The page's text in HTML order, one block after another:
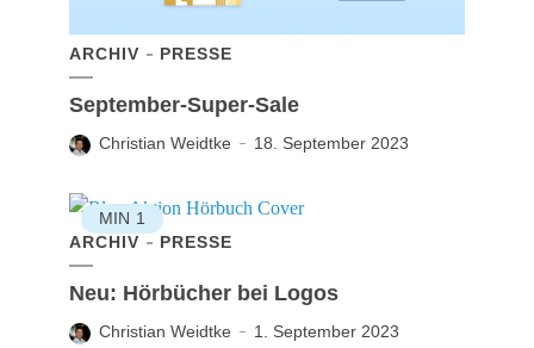
ARCHIV PRESSE
September-Super-Sale
Christian Weidtke 18. September 2023
MIN 1
ARCHIV
PRESSE
Neu: Hörbücher bei Logos
Christian Weidtke 1. September 2023